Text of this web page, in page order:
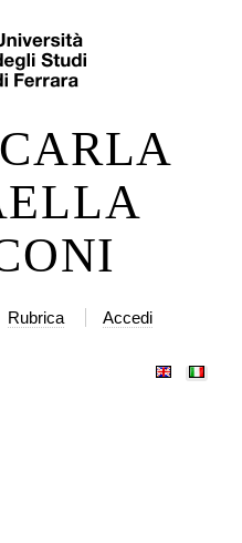
Rubrica Accedi